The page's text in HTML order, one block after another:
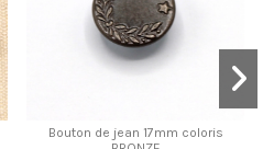
Bouton de jean 17mm coloris